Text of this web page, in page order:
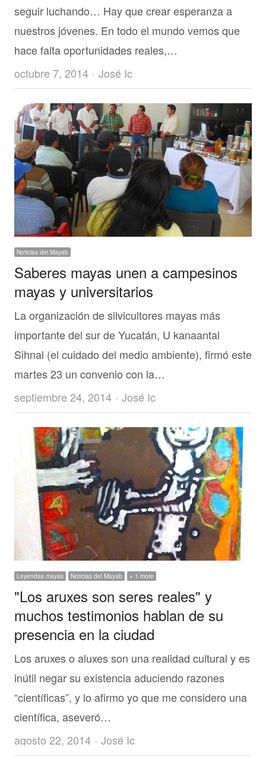
seguir luchando… Hay que crear esperanza a
nuestros jóvenes. En todo el mundo vemos que
hace falta oportunidades reales,…
octubre 7, 2014
Author
José Ic
Noticias del Mayab
Saberes mayas unen a campesinos
mayas y universitarios
La organización de silvicultores mayas más
importante del sur de Yucatán, U kanaantal
Sihnal (el cuidado del medio ambiente), firmó este
martes 23 un convenio con la…
septiembre 24, 2014
Author
José Ic
Leyendas mayas Noticias del Mayab + 1 more
"Los aruxes son seres reales" y
muchos testimonios hablan de su
presencia en la ciudad
Los aruxes o aluxes son una realidad cultural y es
inútil negar su existencia aduciendo razones
“científicas”, y lo afirmo yo que me considero una
científica, aseveró…
agosto 22, 2014
Author
José Ic